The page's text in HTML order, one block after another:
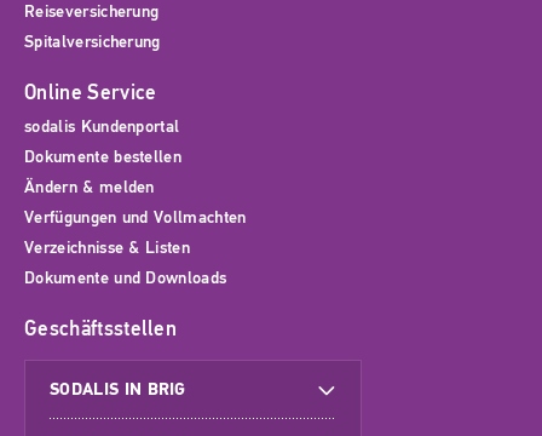
Reiseversicherung
Spitalversicherung
Online Service
sodalis Kundenportal
Dokumente bestellen
Ändern & melden
Verfügungen und Vollmachten
Verzeichnisse & Listen
Dokumente und Downloads
Geschäftsstellen
SODALIS IN BRIG